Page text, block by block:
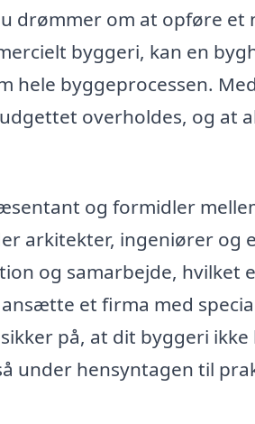
drømmer om at opføre et
byggeri, kan en
byggeprocessen.
overholdes, og at
og formidler
arkitekter, ingeniører og
og samarbejde, hvilket
et firma med
på, at dit byggeri ikke
under hensyntagen til